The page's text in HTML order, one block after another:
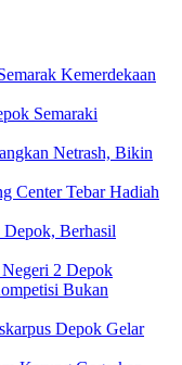
Kemerdekaan
Semaraki
Netrash, Bikin
Center Tebar Hadiah
Berhasil
2 Depok
Bukan
Depok Gelar